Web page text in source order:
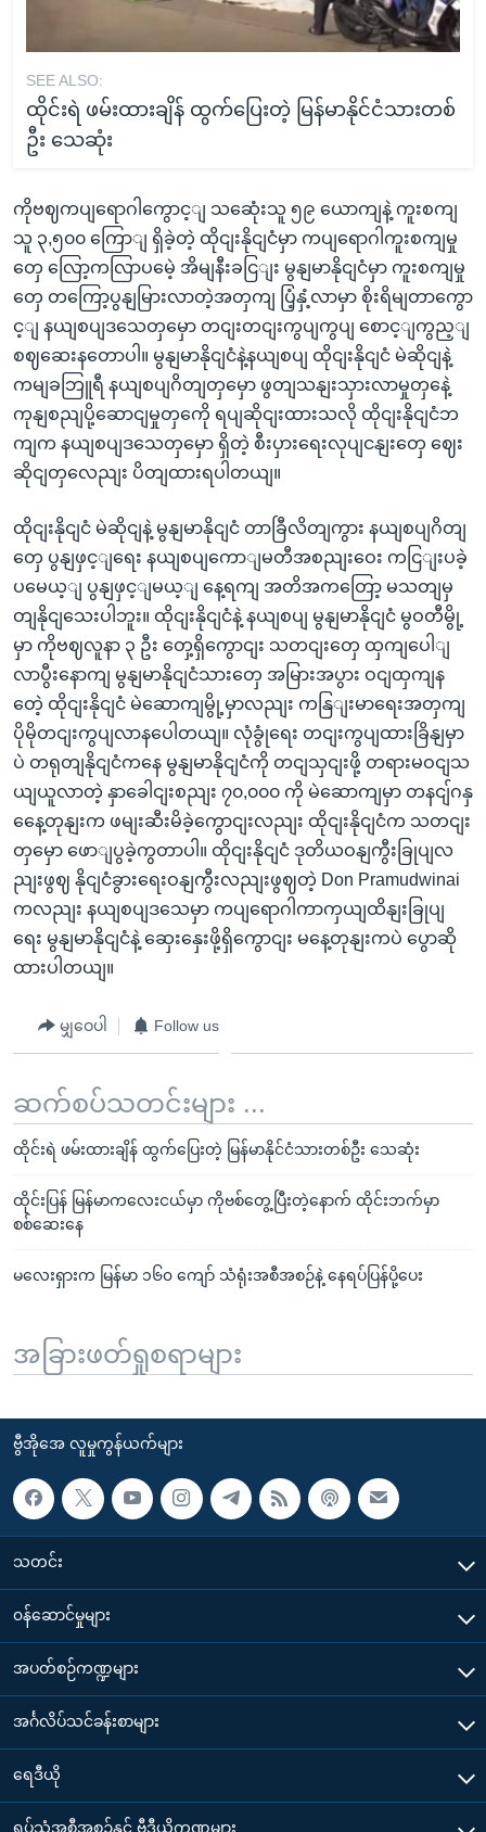
SEE ALSO:
ထိုင်းရဲ ဖမ်းထားချိန် ထွက်ပြေးတဲ့ မြန်မာနိုင်ငံသားတစ်
ဦး သေဆုံး
ကိုဗဈကပျရောဂါကွောင့ျ သဆေုံးသူ ၅၉ ယောကျနဲ့ ကူးစကျ
သူ ၃,၅၀၀ ကြောျ ရှိခဲ့တဲ့ ထိုငျးနိုငျငံမှာ ကပျရောဂါကူးစကျမှု
တှေ လြော့ကလြာပမေဲ့ အိမျနီးခငြျး မွနျမာနိုငျငံမှာ ကူးစကျမှု
တှေ တကြော့ပွနျမြားလာတဲ့အတှကျ ပြံ့နှံ့လာမှာ စိုးရိမျတာကွော
င့ျ နယျစပျဒသေတှမှော တငျးတငျးကွပျကွပျ စောင့ျကွည့ျ
စဈဆေးနတောပါ။ မွနျမာနိုငျငံနဲ့နယျစပျ ထိုငျးနိုငျငံ မဲဆိုငျနဲ့
ကမျခဘြူရီ နယျစပျဂိတျတှမှော ဖွတျသနျးသှားလာမှုတှနေဲ့
ကုနျစညျပို့ဆောငျမှုတှကေို ရပျဆိုငျးထားသလို ထိုငျးနိုငျငံဘ
ကျက နယျစပျဒသေတှမှော ရှိတဲ့ စီးပှားရေးလုပျငနျးတှေ ဈေး
ဆိုငျတှလေညျး ပိတျထားရပါတယျ။
ထိုငျးနိုငျငံ မဲဆိုငျနဲ့ မွနျမာနိုငျငံ တာခြီလိတျကွား နယျစပျဂိတျ
တှေ ပွနျဖှင့ျရေး နယျစပျကောျမတီအစညျးဝေး ကငြျးပခဲ့
ပမေယ့ျ ပွနျဖှင့ျမယ့ျ နေ့ရကျ အတိအကတြော့ မသတျမှ
တျနိုငျသေးပါဘူး။ ထိုငျးနိုငျငံနဲ့ နယျစပျ မွနျမာနိုငျငံ မွဝတီမွို့
မှာ ကိုဗဈလူနာ ၃ ဦး တှေ့ရှိကွောငျး သတငျးတှေ ထှကျပေါျ
လာပွီးနောကျ မွနျမာနိုငျငံသားတှေ အမြားအပွား ဝငျထှကျန
တေဲ့ ထိုငျးနိုငျငံ မဲဆောကျမွို့မှာလညျး ကနြျးမာရေးအတှကျ
ပိုမိုတငျးကွပျလာနပေါတယျ။ လုံခွုံရေး တငျးကွပျထားခြိနျမှာ
ပဲ တရုတျနိုငျငံကနေ မွနျမာနိုငျငံကို တငျသှငျးဖို့ တရားမဝငျသ
ယျယူလာတဲ့ နှာခေါငျးစညျး ၇၀,၀၀၀ ကို မဲဆောကျမှာ တနငျ်ဂနှ
နေေ့တုနျးက ဖမျးဆီးမိခဲ့ကွောငျးလညျး ထိုငျးနိုငျငံက သတငျး
တှမှော ဖောျပွခဲ့ကွတာပါ။ ထိုငျးနိုငျငံ ဒုတိယဝနျကွီးခြုပျလ
ညျးဖွဈ နိုငျငံခွားရေးဝနျကွီးလညျးဖွဈတဲ့ Don Pramudwinai
ကလညျး နယျစပျဒသေမှာ ကပျရောဂါကာကှယျထိနျးခြုပျ
ရေး မွနျမာနိုငျငံနဲ့ ဆှေးနှေးဖို့ရှိကွောငျး မနေ့တုနျးကပဲ ပွောဆို
ထားပါတယျ။
မျှဝေပါ Follow us
ဆက်စပ်သတင်းများ ...
ထိုင်းရဲ ဖမ်းထားချိန် ထွက်ပြေးတဲ့ မြန်မာနိုင်ငံသားတစ်ဦး သေဆုံး
ထိုင်းပြန် မြန်မာကလေးငယ်မှာ ကိုဗစ်တွေ့ပြီးတဲ့နောက် ထိုင်းဘက်မှာ
စစ်ဆေးနေ
မလေးရှားက မြန်မာ ၁၆၀ ကျော် သံရုံးအစီအစဉ်နဲ့ နေရပ်ပြန်ပို့ပေး
အခြားဖတ်ရှုစရာများ
ဗွီအိုအေ လူမှုကွန်ယက်များ
သတင်း
၀န်ဆောင်မှုများ
အပတ်စဉ်ကဏ္ဍများ
အင်္ဂလိပ်သင်ခန်းစာများ
ရေဒီယို
ရုပ်သံအစီအစဉ်နှင့် ဗွီဒီယိုကဏ္ဍများ